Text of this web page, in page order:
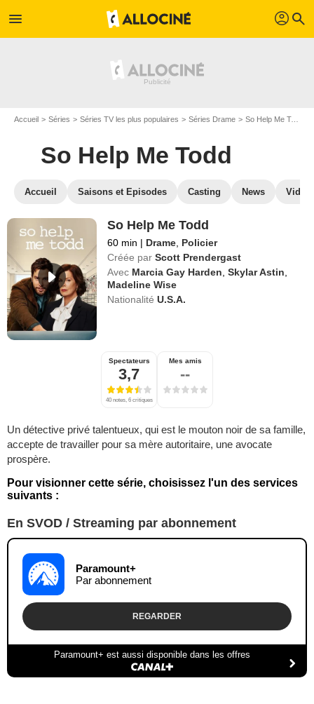
menu profil search
Accueil Séries Séries TV les plus populaires Séries Drame So Help Me Todd
So Help Me Todd
Accueil Saisons et Episodes Casting News
So Help Me Todd
60 min | Drame Policier
Créée par Scott Prendergast
Avec Marcia Gay Harden ,Skylar Astin
Madeline Wise
Nationalité U.S.A.
Spectateurs
3,7
40 notes, 6 critiques
Mes amis
--
Un détective privé talentueux, qui est le mouton noir de sa famille,
accepte de travailler pour sa mère autoritaire, une avocate
prospère.
Pour visionner cette série, choisissez l'un des services
suivants :
En SVOD / Streaming par abonnement
Paramount+
Par abonnement
REGARDER
Paramount+ est aussi disponible dans les offres